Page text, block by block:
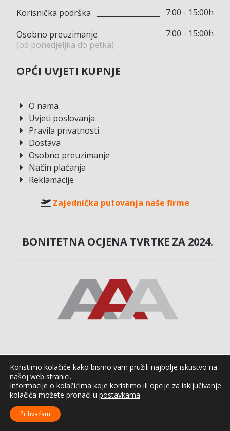
Korisnička podrška
7:00 - 15:00h
Osobno preuzimanje
(od ponedjeljka do petka)
7:00 - 15:00h
OPĆI UVJETI KUPNJE
O nama
Uvjeti poslovanja
Pravila privatnosti
Dostava
Osobno preuzimanje
Način plaćanja
Reklamacije
Zajednička putovanja naše firme
BONITETNA OCJENA TVRTKE ZA 2024.
PLAĆANJE
Otkupnina – plaćanje prilikom preuzimanja
Kreditna kartica
MasterCard, Maestro, Diners)
Koristimo kolačiće kako bismo vam pružili najbolje iskustvo na
našoj web stranici.
Informacije o kolačićima koje koristimo ili opcije za isključivanje
kolačića možete pronaći u postavkama.
Prihvaćam